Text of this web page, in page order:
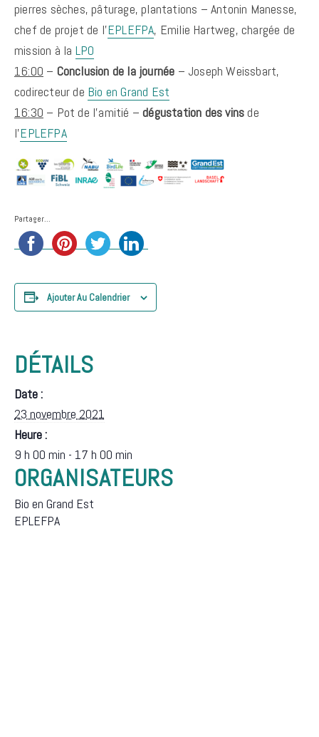
pierres sèches, pâturage, plantations – Antonin Manesse,
chef de projet de l’EPLEFPA, Emilie Hartweg, chargée de
mission à la LPO
16:00 – Conclusion de la journée – Joseph Weissbart,
codirecteur de Bio en Grand Est
16:30 – Pot de l’amitié –dégustation des vinsde
l’EPLEFPA
Partager...
Ajouter Au Calendrier
DÉTAILS
Date :
23 novembre 2021
Heure :
9 h 00 min - 17 h 00 min
ORGANISATEURS
Bio en Grand Est
EPLEFPA